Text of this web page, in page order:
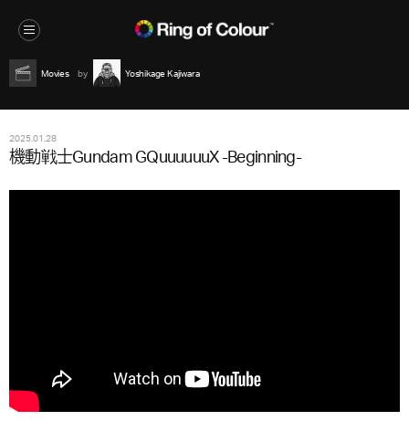
Movies Yoshikage Kajiwara
2025.01.28
機動戦士Gundam GQuuuuuuX -Beginning-